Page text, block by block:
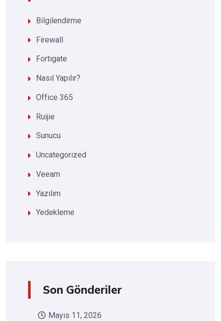
Bilgilendirme
Firewall
Fortigate
Nasıl Yapılır?
Office 365
Ruijie
Sunucu
Uncategorized
Veeam
Yazılım
Yedekleme
Son Gönderiler
Mayıs 11, 2026